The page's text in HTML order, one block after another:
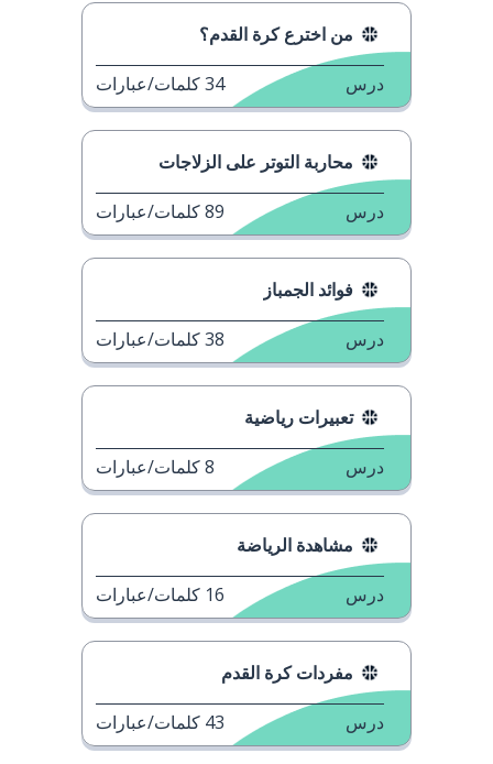
من اخترع كرة القدم؟
درس 34كلمات/عبارات
محاربة التوتر على الزلاجات
درس 89كلمات/عبارات
فوائد الجمباز
درس 38كلمات/عبارات
تعبيرات رياضية
درس 8كلمات/عبارات
مشاهدة الرياضة
درس 16 كلمات/عبارات
مفردات كرة القدم
درس 43 كلمات/عبارات